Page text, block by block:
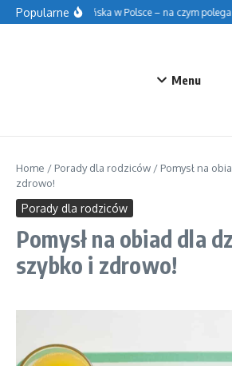
Przejdź do treści
PopularneSzkoła fińska w Polsce – na czym polega
Menu
Home / Porady dla rodziców / Pomysł na
zdrowo!
Porady dla rodziców
Pomysł na obiad dla
szybko i zdrowo!